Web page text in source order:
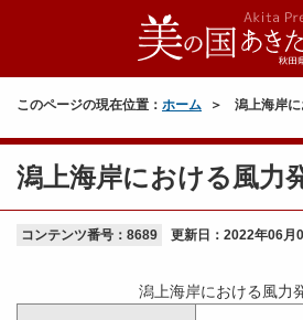
このページの現在位置： ホーム 潟上海岸
潟上海岸における風力
コンテンツ番号：8689 更新日： 2022年06月
潟上海岸における風力